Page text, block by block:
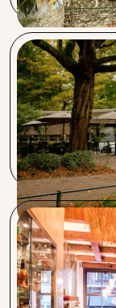
Restaurant
Samenwerken
voor ons in de
horeca gebeurt
Restaurant
Procent en
een zeer